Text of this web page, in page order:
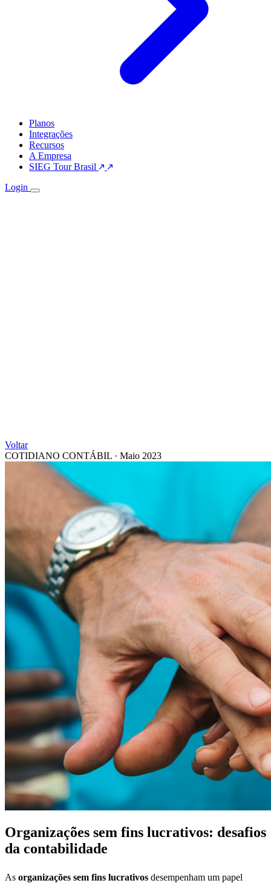
Planos
Integrações
Recursos
A Empresa
SIEG Tour Brasil
Login
Voltar
COTIDIANO CONTÁBIL · Maio 2023
Organizações sem fins lucrativos: desafios
da contabilidade
As organizações sem fins lucrativos desempenham um papel